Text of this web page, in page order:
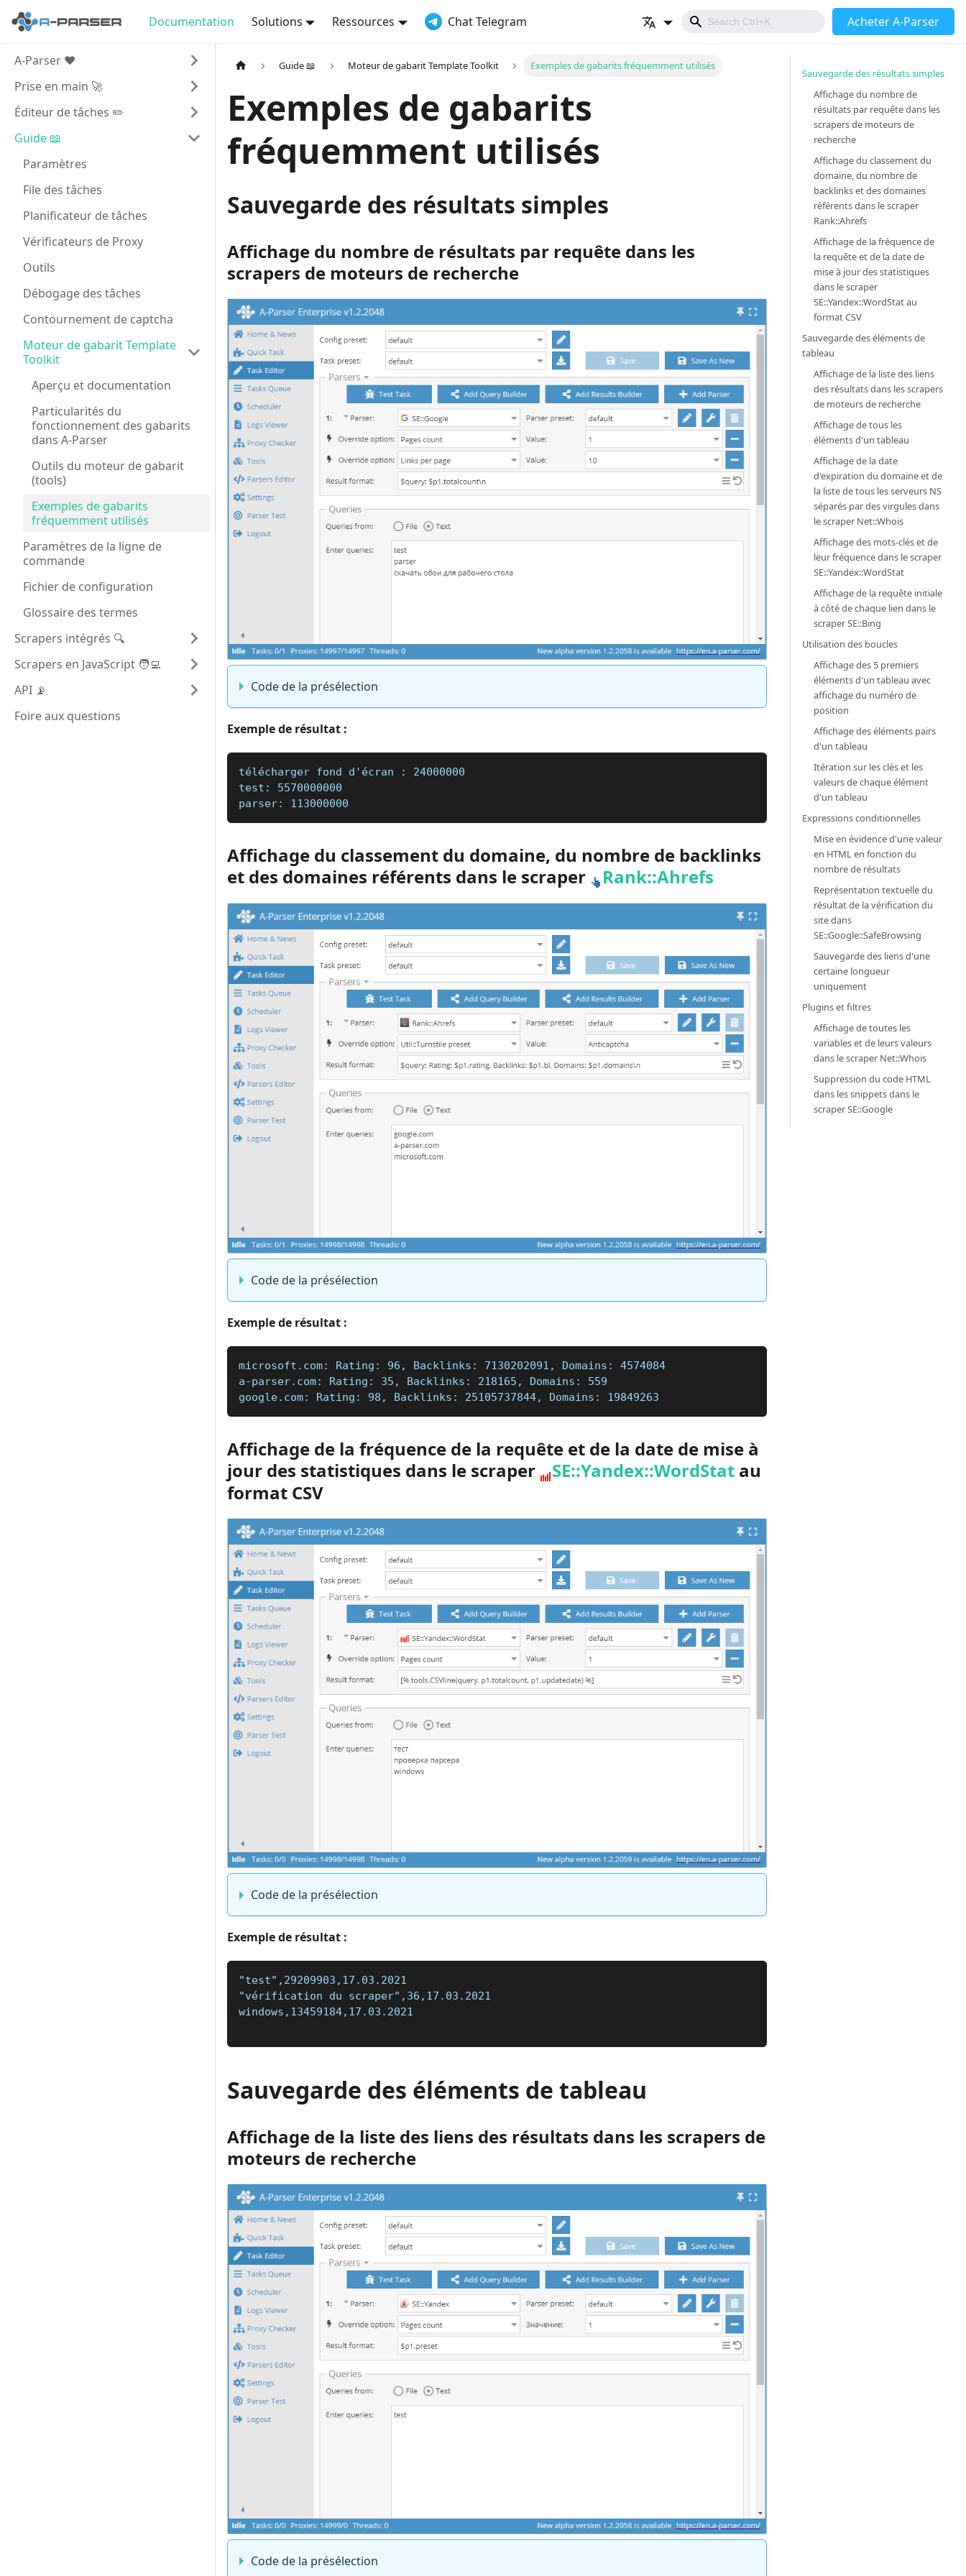
Documentation Solutions Ressources Chat Telegram Acheter A-Parser
A-Parser ❤️
Prise en main 🚀
Éditeur de tâches ✏️
Guide 📖
Paramètres
File des tâches
Planificateur de tâches
Vérificateurs de Proxy
Outils
Débogage des tâches
Contournement de captcha
Moteur de gabarit Template
Toolkit
Aperçu et documentation
Particularités du
fonctionnement des gabarits
dans A-Parser
Outils du moteur de gabarit
(tools)
Exemples de gabarits
fréquemment utilisés
Paramètres de la ligne de
commande
Fichier de configuration
Glossaire des termes
Scrapers intégrés 🔍
Scrapers en JavaScript 🧑‍💻
API 📡
Foire aux questions
Guide 📖 Moteur de gabarit Template Toolkit Exemples de gabarits fréquemment utilisés
Exemples de gabarits
fréquemment utilisés
Sauvegarde des résultats simples
Affichage du nombre de résultats par requête dans les
scrapers de moteurs de recherche
Code de la présélection
Exemple de résultat :
télécharger fond d'écran : 24000000
test: 5570000000
parser: 113000000
Affichage du classement du domaine, du nombre de backlinks
et des domaines référents dans le scraper
Rank::Ahrefs
Code de la présélection
Exemple de résultat :
microsoft.com: Rating: 96, Backlinks: 7130202091, Domains: 4574084
a-parser.com: Rating: 35, Backlinks: 218165, Domains: 559
google.com: Rating: 98, Backlinks: 25105737844, Domains: 19849263
Affichage de la fréquence de la requête et de la date de mise à
jour des statistiques dans le scraper
SE::Yandex::WordStat au
format CSV
Code de la présélection
Exemple de résultat :
"test",29209903,17.03.2021
"vérification du scraper",36,17.03.2021
windows,13459184,17.03.2021
Sauvegarde des éléments de tableau
Affichage de la liste des liens des résultats dans les scrapers de
moteurs de recherche
Code de la présélection
Sauvegarde des résultats simples
Affichage du nombre de
résultats par requête dans les
scrapers de moteurs de
recherche
Affichage du classement du
domaine, du nombre de
backlinks et des domaines
référents dans le scraper
Rank::Ahrefs
Affichage de la fréquence de
la requête et de la date de
mise à jour des statistiques
dans le scraper
SE::Yandex::WordStatau
format CSV
Sauvegarde des éléments de
tableau
Affichage de la liste des liens
des résultats dans les scrapers
de moteurs de recherche
Affichage de tous les
éléments d'un tableau
Affichage de la date
d'expiration du domaine et de
la liste de tous les serveurs NS
séparés par des virgules dans
le scraper Net::Whois
Affichage des mots-clés et de
leur fréquence dans le scraper
SE::Yandex::WordStat
Affichage de la requête initiale
à côté de chaque lien dans le
scraperSE::Bing
Utilisation des boucles
Affichage des 5 premiers
éléments d'un tableau avec
affichage du numéro de
position
Affichage des éléments pairs
d'un tableau
Itération sur les clés et les
valeurs de chaque élément
d'un tableau
Expressions conditionnelles
Mise en évidence d'une valeur
en HTML en fonction du
nombre de résultats
Représentation textuelle du
résultat de la vérification du
site dans
SE::Google::SafeBrowsing
Sauvegarde des liens d'une
certaine longueur
uniquement
Plugins et filtres
Affichage de toutes les
variables et de leurs valeurs
dans le scraper Net::Whois
Suppression du code HTML
dans les snippets dans le
scraperSE::Google